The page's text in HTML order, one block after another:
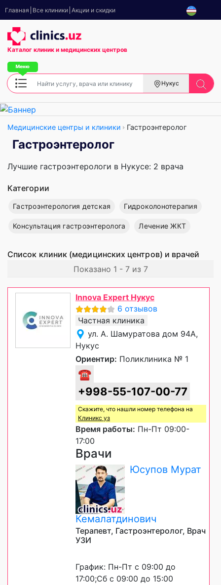
Главная Все клиники Акции и скидки
Каталог клиник и медицинских центров
Нукус
Медицинские центры и клиники Гастроэнтеролог
Гастроэнтеролог
Лучшие гастроэнтерологи в Нукусе: 2 врача
Категории
Гастроэнтерология детская Гидроколонотерапия
Консультация гастроэнтеролога Лечение ЖКТ
Список клиник (медицинских центров) и врачей
Показано 1 - 7 из 7
Innova Expert Нукус
6 отзывов
Частная клиника
ул. А. Шамуратова дом 94А,
Нукус
Ориентир: Поликлиника № 1
☎
+998-55-107-00-77
Скажите, что нашли номер телефона на
Клиникс уз
Время работы: Пн-Пт 09:00-
17:00
Врачи
Юсупов Мурат
Кемалатдинович
Терапевт, Гастроэнтеролог, Врач
УЗИ
График: Пн-Пт с 09:00 до
17:00;Сб с 09:00 до 15:00